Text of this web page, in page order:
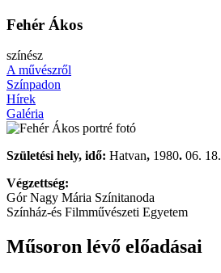
Fehér Ákos
színész
A művészről
Színpadon
Hírek
Galéria
Születési hely, idő: Hatvan, 1980. 06. 18.
Végzettség:
Gór Nagy Mária Színitanoda
Színház-és Filmművészeti Egyetem
Műsoron lévő előadásai